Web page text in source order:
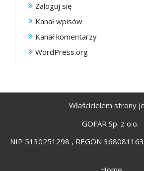
Zaloguj się
Kanał wpisów
Kanał komentarzy
WordPress.org
Właścicielem strony
GOFAR Sp. z o.o.
NIP 5130251298 , REGON